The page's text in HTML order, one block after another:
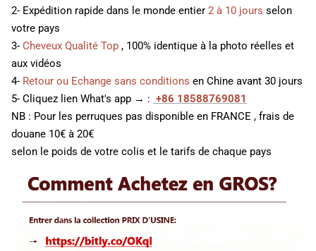
2- Expédition rapide dans le monde entier 2 à 10 jours selon
votre pays
3- Cheveux Qualité Top , 100% identique à la photo réelles et
aux vidéos
4- Retour ou Echange sans conditions en Chine avant 30 jours
5- Cliquez lien What's app → : +86 18588769081
NB : Pour les perruques pas disponible en FRANCE , frais de
douane 10€ à 20€
selon le poids de votre colis et le tarifs de chaque pays